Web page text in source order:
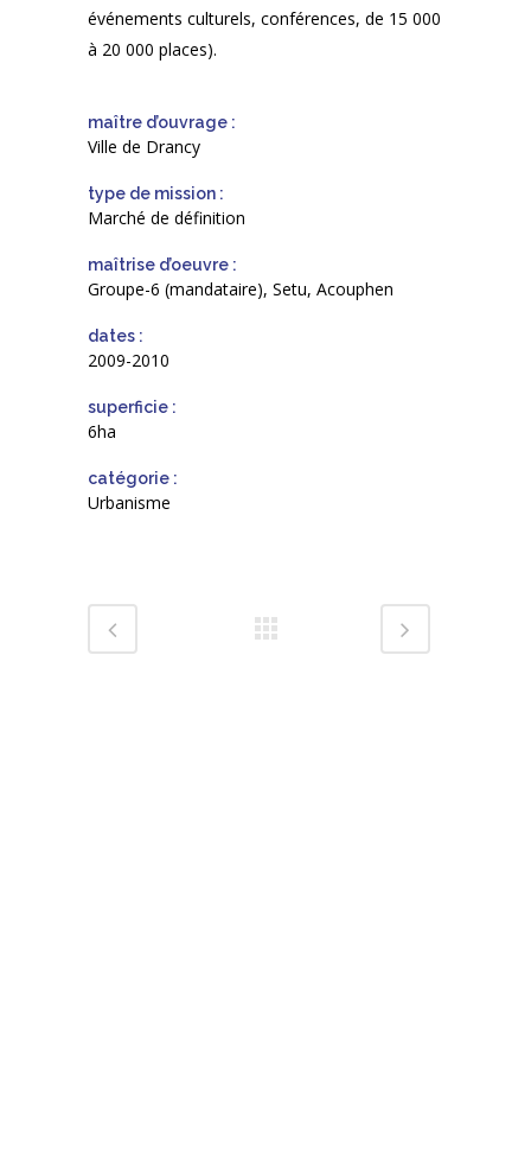
événements culturels, conférences, de 15 000
à 20 000 places).
maître d’ouvrage :
Ville de Drancy
type de mission :
Marché de définition
maîtrise d’oeuvre :
Groupe-6 (mandataire), Setu, Acouphen
dates :
2009-2010
superficie :
6ha
catégorie :
Urbanisme